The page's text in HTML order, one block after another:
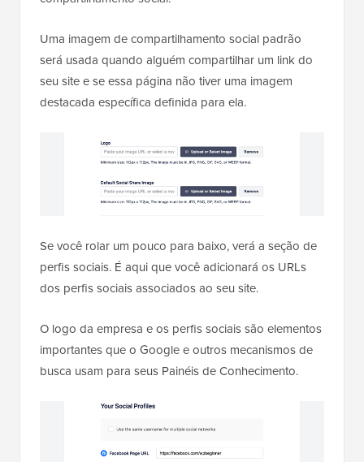
Uma imagem de compartilhamento social padrão
será usada quando alguém compartilhar um link do
seu site e se essa página não tiver uma imagem
destacada específica definida para ela.
Se você rolar um pouco para baixo, verá a seção de
perfis sociais. É aqui que você adicionará os URLs
dos perfis sociais associados ao seu site.
O logo da empresa e os perfis sociais são elementos
importantes que o Google e outros mecanismos de
busca usam para seus Painéis de Conhecimento.